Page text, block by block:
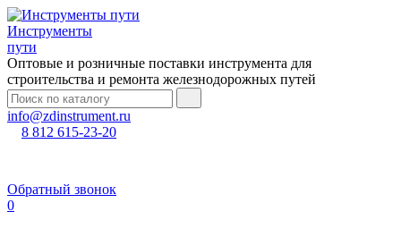
Инструменты
пути
Оптовые и розничные поставки инструмента для
строительства и ремонта железнодорожных путей
info@zdinstrument.ru
8 812 615-23-20
Обратный звонок
0